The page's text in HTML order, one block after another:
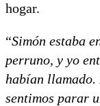
hogar.
“Simón estaba
perruno, y yo
habían
sentimos parar